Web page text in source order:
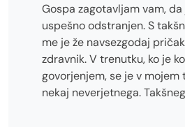
Gospa zagotavljam vam,
uspešno odstranjen. S
me je že navsezgodaj
zdravnik. V trenutku, ko je
govorjenjem, se je v mojem
nekaj neverjetnega.